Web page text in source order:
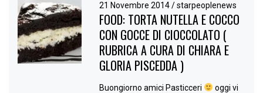
21 Novembre 2014/ starpeoplenews
FOOD: TORTA NUTELLA E COCCO
CON GOCCE DI CIOCCOLATO (
RUBRICA A CURA DI CHIARA E
GLORIA PISCEDDA )
Buongiorno amici Pasticceri
oggi vi